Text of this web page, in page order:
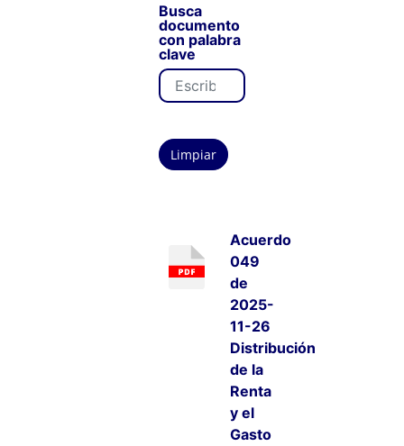
Busca
documento
con palabra
clave
Limpiar
Acuerdo
049
de
2025-
11-26
Distribución
de la
Renta
y el
Gasto